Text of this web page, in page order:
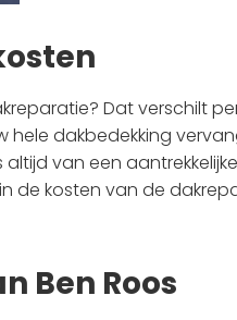
Dat verschilt
hele dakbedekking
altijd van een
de kosten van de
Ben Roos